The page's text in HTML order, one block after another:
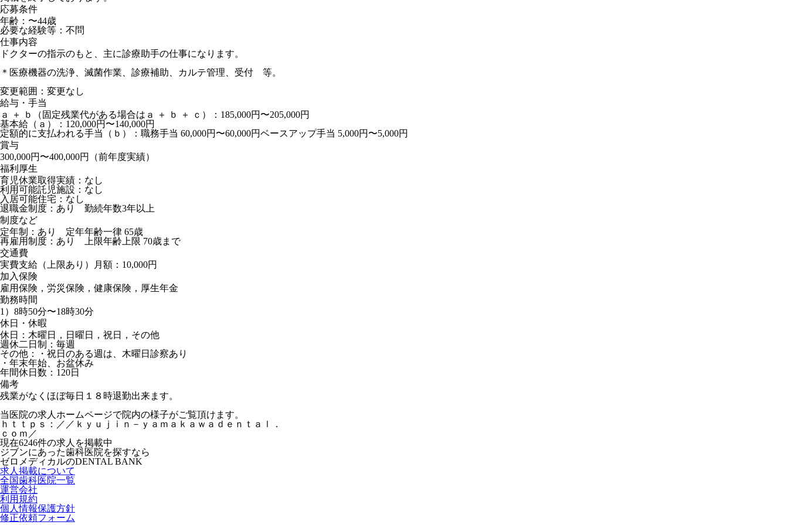
応募条件
年齢：〜44歳
必要な経験等：不問
仕事内容
ドクターの指示のもと、主に診療助手の仕事になります。
＊医療機器の洗浄、滅菌作業、診療補助、カルテ管理、受付 等。
変更範囲：変更なし
給与・手当
ａ ＋ ｂ（固定残業代がある場合はａ ＋ ｂ ＋ ｃ）：185,000円〜205,000円
基本給（ａ）：120,000円〜140,000円
定額的に支払われる手当（ｂ）：職務手当 60,000円〜60,000円ベースアップ手当 5,000円〜5,000円
賞与
300,000円〜400,000円（前年度実績）
福利厚生
育児休業取得実績：なし
利用可能託児施設：なし
入居可能住宅：なし
退職金制度：あり 勤続年数3年以上
制度など
定年制：あり 定年年齢一律 65歳
再雇用制度：あり 上限年齢上限 70歳まで
交通費
実費支給（上限あり）月額：10,000円
加入保険
雇用保険，労災保険，健康保険，厚生年金
勤務時間
1）8時50分〜18時30分
休日・休暇
休日：木曜日，日曜日，祝日，その他
週休二日制：毎週
その他：・祝日のある週は、木曜日診察あり
・年末年始、お盆休み
年間休日数：120日
備考
残業がなくほぼ毎日１８時退勤出来ます。
当医院の求人ホームページで院内の様子がご覧頂けます。
ｈｔｔｐｓ：／／ｋｙｕｊｉｎ－ｙａｍａｋａｗａｄｅｎｔａｌ．
ｃｏｍ／
現在6246件の求人を掲載中
ジブンにあった歯科医院を探すなら
ゼロメディカルのDENTAL BANK
求人掲載について
全国歯科医院一覧
運営会社
利用規約
個人情報保護方針
修正依頼フォーム